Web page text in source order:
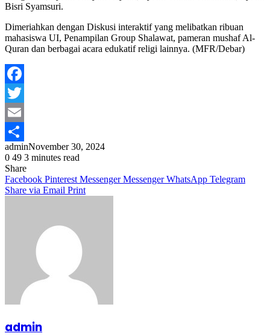
Bisri Syamsuri.
Dimeriahkan dengan Diskusi interaktif yang melibatkan ribuan
mahasiswa UI, Penampilan Group Shalawat, pameran mushaf Al-
Quran dan berbagai acara edukatif religi lainnya. (MFR/Debar)
Facebook
Twitter
Email
Share
adminNovember 30, 2024
0 49 3 minutes read
Share
Facebook Pinterest Messenger Messenger WhatsApp Telegram
Share via Email Print
admin